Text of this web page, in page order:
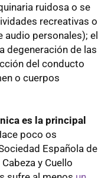
ruidosa o se
recreativas o
audio personales); el
degeneración de las
del conducto
o cuerpos
es la principal
poco os
Española de
y Cuello